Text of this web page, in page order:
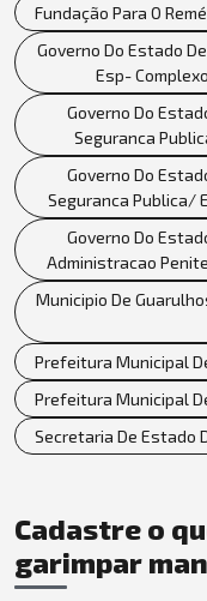
Fundação Para O
Governo Do Estado
Esp-
Governo Do
Seguranca
Governo Do
Seguranca Publica/
Governo Do
Administracao
Municipio De
Prefeitura Municipal
Prefeitura Municipal
Secretaria De Estado
Cadastre o
garimpar